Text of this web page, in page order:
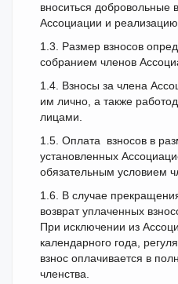
вноситься добровольные
Ассоциации и
1.3. Размер взносов
собранием членов
1.4. Взносы за члена
им лично, а также
лицами.
1.5. Оплата взносов в
установленных
обязательным условием
1.6. В случае
возврат уплаченных
При исключении из
календарного года,
взнос оплачивается в
членства.